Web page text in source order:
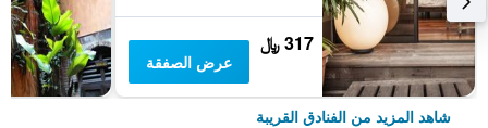
317 ﷼
عرض الصفقة
شاهد المزيد من الفنادق القريبة